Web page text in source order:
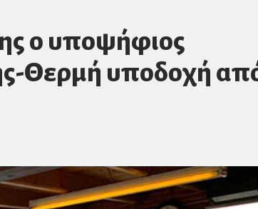
ο υποψήφιος
Θερμή υποδοχή